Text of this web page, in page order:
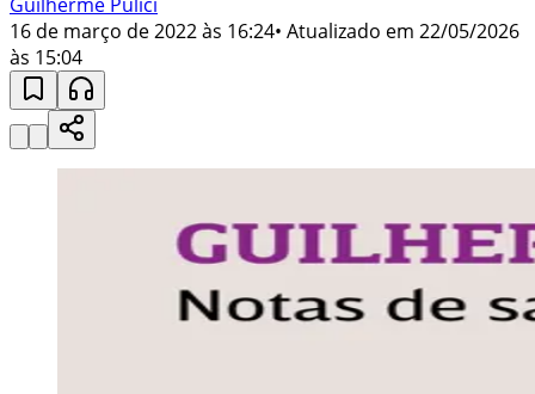
16 de março de 2022 às 16:24• Atualizado em 22/05/2026
às 15:04